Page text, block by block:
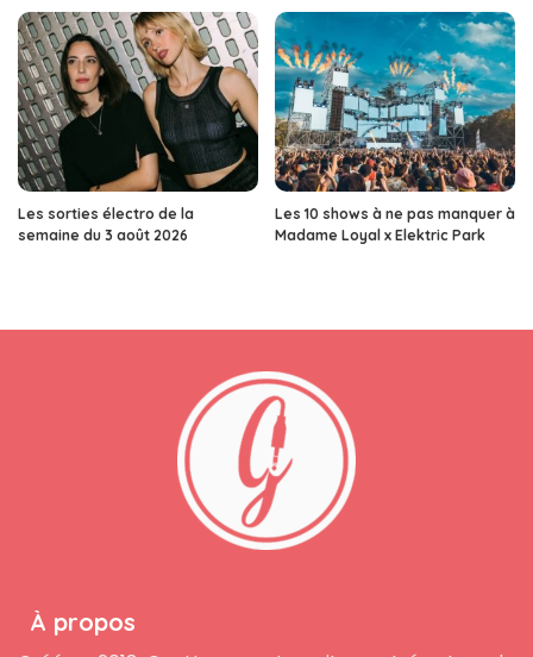
Les sorties électro de la
semaine du 3 août 2026
Les 10 shows à ne pas manquer à
Madame Loyal x Elektric Park
À propos